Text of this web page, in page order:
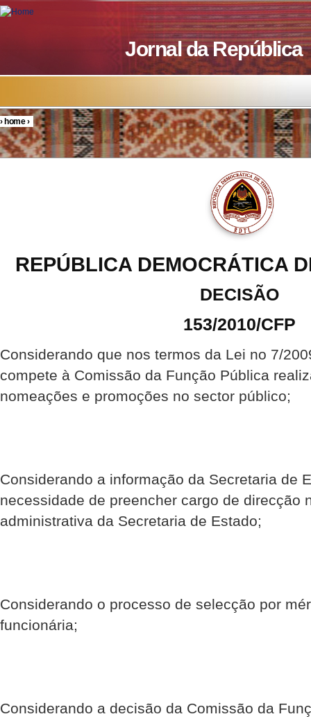
Skip to main content
Jornal da República
You are here
›home›
REPÚBLICA DEMOCRÁTICA
DECISÃO
153/2010/CFP
Considerando que nos termos da Lei no 7/
compete à Comissão da Função Pública
nomeações e promoções no sector público;
Considerando a informação da Secretaria de
necessidade de preencher cargo de direcção
administrativa da Secretaria de Estado;
Considerando o processo de selecção por
funcionária;
Considerando a decisão da Comissão da